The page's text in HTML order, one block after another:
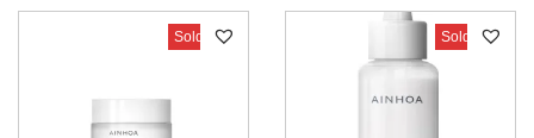
Sold Out Sold Out